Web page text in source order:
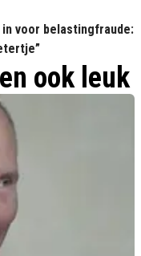
voor belastingfraude:
ook leuk